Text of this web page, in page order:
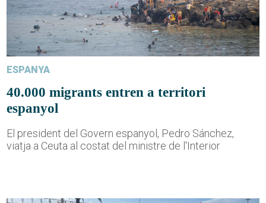
ESPANYA
40.000 migrants entren a territori
espanyol
El president del Govern espanyol, Pedro Sánchez,
viatja a Ceuta al costat del ministre de l'Interior